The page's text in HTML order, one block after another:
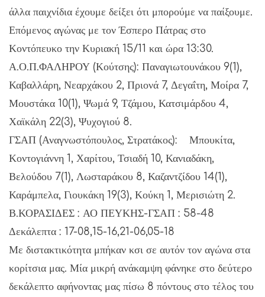
άλλα παιχνίδια έχουμε δείξει ότι μπορούμε να παίξουμε.
Επόμενος αγώνας με τον Έσπερο Πάτρας στο
Κοντόπευκο την Κυριακή 15/11 και ώρα 13:30.
Α.Ο.Π.ΦΑΛΗΡΟΥ (Κούτσης): Παναγιωτουνάκου 9(1),
Καβαλλάρη, Νεαρχάκου 2, Πριονά 7, Δεγαΐτη, Μοίρα 7,
Μουστάκα 10(1), Ψωμά 9, Τζάμου, Κατσιμάρδου 4,
Χαϊκάλη 22(3), Ψυχογιού 8.
ΓΣΑΠ (Αναγνωστόπουλος, Στρατάκος): Μπουκίτα,
Κοντογιάννη 1, Χαρίτου, Τσιαδή 10, Κανιαδάκη,
Βελούδου 7(1), Λωσταράκου 8, Καζαντζίδου 14(1),
Καράμπελα, Γιουκάκη 19(3), Κούκη 1, Μερισιώτη 2.
Β.ΚΟΡΑΣΙΔΕΣ : ΑΟ ΠΕΥΚΗΣ-ΓΣΑΠ : 58-48
Δεκάλεπτα : 17-08,15-16,21-06,05-18
Με διστακτικότητα μπήκαν κσι σε αυτόν τον αγώνα στα
κορίτσια μας. Μία μικρή ανάκαμψη φάνηκε στο δεύτερο
δεκάλεπτο αφήνοντας μας πίσω 8 πόντους στο τέλος του